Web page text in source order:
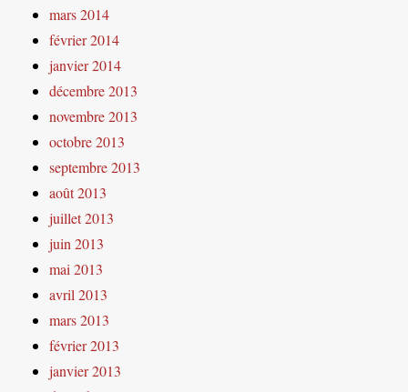
mars 2014
février 2014
janvier 2014
décembre 2013
novembre 2013
octobre 2013
septembre 2013
août 2013
juillet 2013
juin 2013
mai 2013
avril 2013
mars 2013
février 2013
janvier 2013